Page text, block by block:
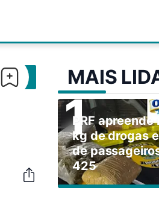
MAIS
PRF apreende
kg de drogas
de
425